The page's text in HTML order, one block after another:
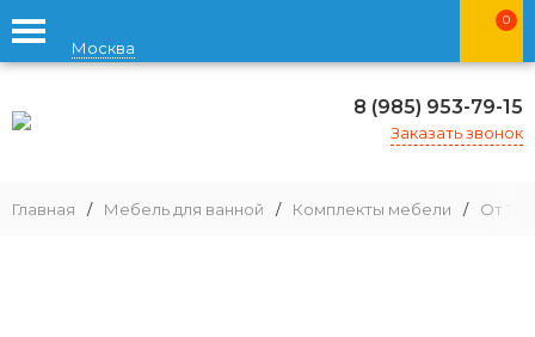
Москва
0
8 (985) 953-79-15
Заказать звонок
Главная / Мебель для ванной / Комплекты мебели / От